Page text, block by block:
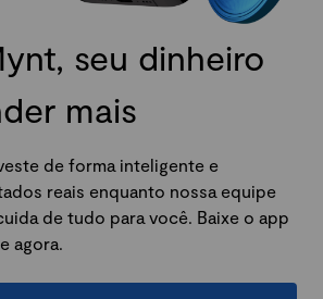
seu dinheiro
mais
de forma inteligente e
reais enquanto nossa equipe
de tudo para você. Baixe o app
agora.